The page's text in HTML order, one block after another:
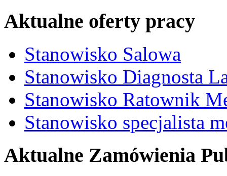
Aktualne oferty pracy
Stanowisko Salowa
Stanowisko Diagnosta
Stanowisko Ratownik
Stanowisko specjalista
Aktualne Zamówienia